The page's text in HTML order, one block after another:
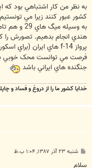
ت
به نظر من کار اشتباهي بود که
کشور عبور کنند زيرا مي
به وسيله
هندي انجام بدهيم. تصورش را
پرواز f-14 هاي ايران (براي اسکورت) در کنار su-30 هندي
فرصت مي توانست محک خوبي
جنگنده هاي ايراني باشد
خدایا کشور ما را از دروغ و فساد و
پ
ت
شنبه ۲۳ آذر ۱۳۸۷, ۱:۰۴ ب.ظ
سلام